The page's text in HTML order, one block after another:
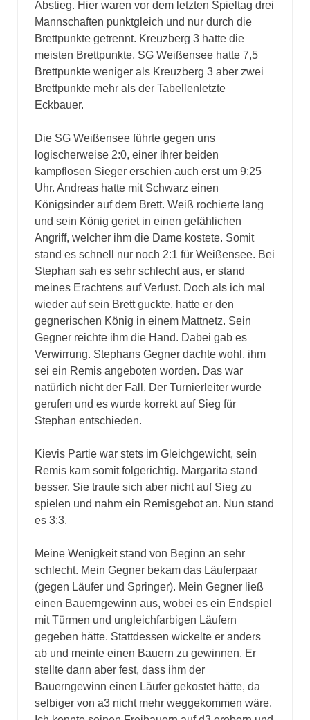
Abstieg. Hier waren vor dem letzten Spieltag drei
Mannschaften punktgleich und nur durch die
Brettpunkte getrennt. Kreuzberg 3 hatte die
meisten Brettpunkte, SG Weißensee hatte 7,5
Brettpunkte weniger als Kreuzberg 3 aber zwei
Brettpunkte mehr als der Tabellenletzte
Eckbauer.
Die SG Weißensee führte gegen uns
logischerweise 2:0, einer ihrer beiden
kampflosen Sieger erschien auch erst um 9:25
Uhr. Andreas hatte mit Schwarz einen
Königsinder auf dem Brett. Weiß rochierte lang
und sein König geriet in einen gefählichen
Angriff, welcher ihm die Dame kostete. Somit
stand es schnell nur noch 2:1 für Weißensee. Bei
Stephan sah es sehr schlecht aus, er stand
meines Erachtens auf Verlust. Doch als ich mal
wieder auf sein Brett guckte, hatte er den
gegnerischen König in einem Mattnetz. Sein
Gegner reichte ihm die Hand. Dabei gab es
Verwirrung. Stephans Gegner dachte wohl, ihm
sei ein Remis angeboten worden. Das war
natürlich nicht der Fall. Der Turnierleiter wurde
gerufen und es wurde korrekt auf Sieg für
Stephan entschieden.
Kievis Partie war stets im Gleichgewicht, sein
Remis kam somit folgerichtig. Margarita stand
besser. Sie traute sich aber nicht auf Sieg zu
spielen und nahm ein Remisgebot an. Nun stand
es 3:3.
Meine Wenigkeit stand von Beginn an sehr
schlecht. Mein Gegner bekam das Läuferpaar
(gegen Läufer und Springer). Mein Gegner ließ
einen Bauerngewinn aus, wobei es ein Endspiel
mit Türmen und ungleichfarbigen Läufern
gegeben hätte. Stattdessen wickelte er anders
ab und meinte einen Bauern zu gewinnen. Er
stellte dann aber fest, dass ihm der
Bauerngewinn einen Läufer gekostet hätte, da
selbiger von a3 nicht mehr weggekommen wäre.